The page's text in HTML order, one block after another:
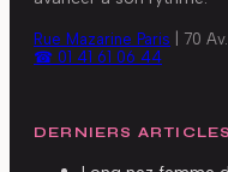
Rue Mazarine Paris 70
☎ 01 41 61 06 44
DERNIERS ARTICLES